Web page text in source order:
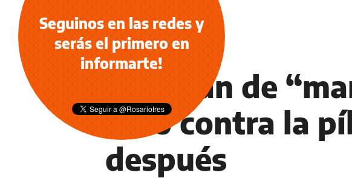
NOTICIAS
Califican de
fallo contra la
después
Seguinos en las redes y
serás el primero en
informarte!